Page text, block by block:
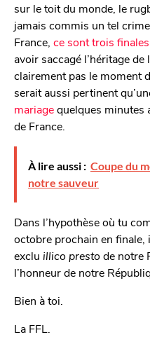
sur le toit du monde, le
jamais commis un tel
France, ce sont trois
avoir saccagé l’héritage
clairement pas le moment
serait aussi pertinent
mariagequelques minutes
de France.
À lire aussi : Coupe du
notre sauveur
Dans l’hypothèse où tu
octobre prochain en finale,
exclu illico prestode notre
l’honneur de notre
Bien à toi.
La FFL.